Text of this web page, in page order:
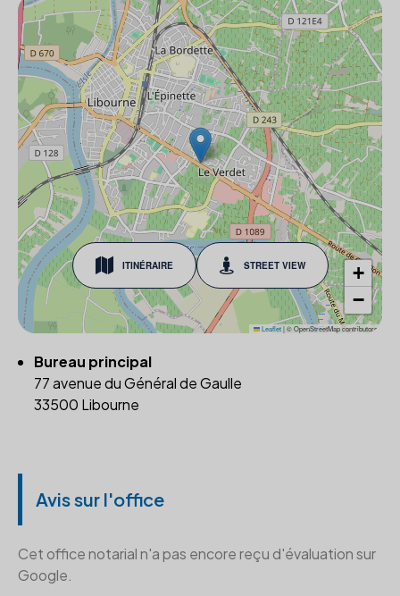
ITINÉRAIRE STREET VIEW
+
−
Leaflet|© OpenStreetMap contributors
Bureau principal
77 avenue du Général de Gaulle
33500 Libourne
Avis sur l'office
Cet office notarial n'a pas encore reçu d'évaluation sur
Google.